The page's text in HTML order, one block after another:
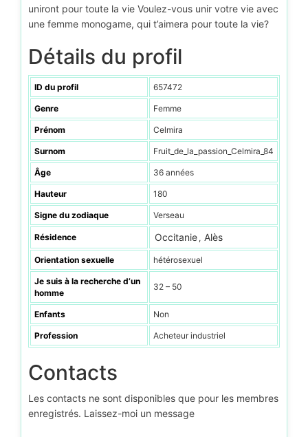
uniront pour toute la vie Voulez-vous unir votre vie avec
une femme monogame, qui t’aimera pour toute la vie?
Détails du profil
ID du profil 657472
Genre Femme
Prénom Celmira
Surnom Fruit_de_la_passion_Celmira_84
Âge 36 années
Hauteur 180
Signe du zodiaque Verseau
Résidence Occitanie , Alès
Orientation sexuelle hétérosexuel
Je suis à la recherche d’un
homme
32 – 50
Enfants Non
Profession Acheteur industriel
Contacts
Les contacts ne sont disponibles que pour les membres
enregistrés. Laissez-moi un message